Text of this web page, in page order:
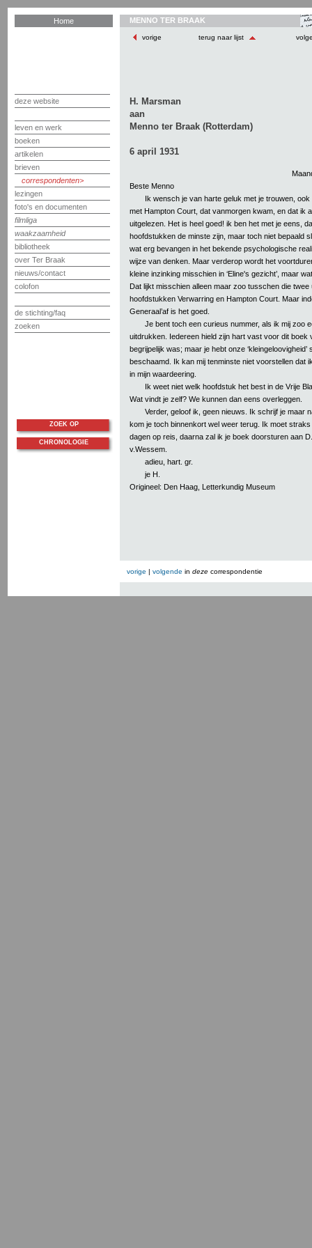
Home
deze website
leven en werk
boeken
artikelen
brieven
correspondenten
lezingen
foto's en documenten
filmliga
waakzaamheid
bibliotheek
over Ter Braak
nieuws/contact
colofon
de stichting/faq
zoeken
MENNO TER BRAAK
vorige terug naar lijst
H. Marsman
aan
Menno ter Braak (Rotterdam)
6 april 1931
Beste Menno
Ik wensch je van harte geluk met je trouwen,
met Hampton Court, dat vanmorgen kwam, en dat ik
uitgelezen. Het is heel goed! ik ben het met je eens,
hoofdstukken de minste zijn, maar toch niet bepaald
wat erg bevangen in het bekende psychologische
wijze van denken. Maar verderop wordt het
kleine inzinking misschien in ‘Eline's gezicht’, maar
Dat lijkt misschien alleen maar zoo tusschen die twee
hoofdstukken Verwarring en Hampton Court. Maar
Generaal’af is het goed.
Je bent toch een curieus nummer, als ik mij zoo
uitdrukken. Iedereen hield zijn hart vast voor dit boek
begrijpelijk was; maar je hebt onze ‘kleingeloovigheid’
beschaamd. Ik kan mij tenminste niet voorstellen dat
in mijn waardeering.
Ik weet niet welk hoofdstuk het best in de Vrije
Wat vindt je zelf? We kunnen dan eens overleggen.
Verder, geloof ik, geen nieuws. Ik schrijf je maar
kom je toch binnenkort wel weer terug. Ik moet
dagen op reis, daarna zal ik je boek doorsturen aan
v.Wessem.
adieu, hart. gr.
je H.
Origineel: Den Haag, Letterkundig Museum
vorige | volgende in deze correspondentie
ZOEK OP
CHRONOLOGIE